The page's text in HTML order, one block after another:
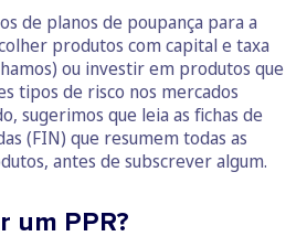
de planos de poupança para a
produtos com capital e taxa
ou investir em produtos que
tipos de risco nos mercados
sugerimos que leia as fichas de
(FIN) que resumem todas as
antes de subscrever algum.
um PPR?